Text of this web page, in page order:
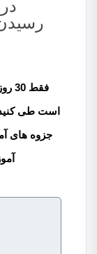
است طی کنید تا
جزوه های